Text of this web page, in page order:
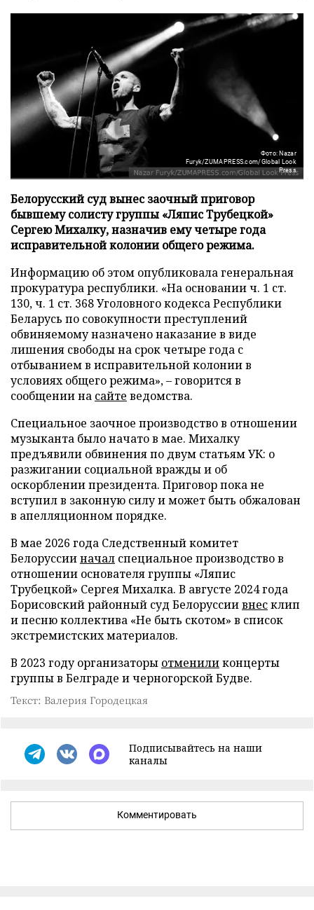
Фото: Nazar
Furyk/ZUMAPRESS.com/Global Look
Press
Белорусский суд вынес заочный приговор
бывшему солисту группы «Ляпис Трубецкой»
Сергею Михалку, назначив ему четыре года
исправительной колонии общего режима.
Информацию об этом опубликовала генеральная
прокуратура республики. «На основании ч. 1 ст.
130, ч. 1 ст. 368 Уголовного кодекса Республики
Беларусь по совокупности преступлений
обвиняемому назначено наказание в виде
лишения свободы на срок четыре года с
отбыванием в исправительной колонии в
условиях общего режима», – говорится в
сообщении на сайте ведомства.
Специальное заочное производство в отношении
музыканта было начато в мае. Михалку
предъявили обвинения по двум статьям УК: о
разжигании социальной вражды и об
оскорблении президента. Приговор пока не
вступил в законную силу и может быть обжалован
в апелляционном порядке.
В мае 2026 года Следственный комитет
Белоруссииначал специальное производство в
отношении основателя группы «Ляпис
Трубецкой» Сергея Михалка. В августе 2024 года
Борисовский районный суд Белоруссиивнесклип
и песню коллектива «Не быть скотом» в список
экстремистских материалов.
В 2023 году организаторы отмениликонцерты
группы в Белграде и черногорской Будве.
Текст: Валерия Городецкая
Подписывайтесь на наши
каналы
Комментировать